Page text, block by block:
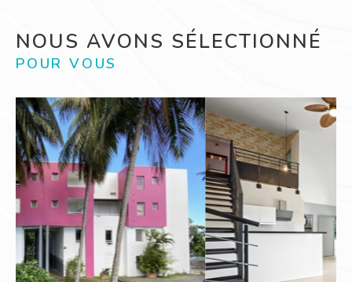
NOUS AVONS SÉLECTIONNÉ
POUR VOUS